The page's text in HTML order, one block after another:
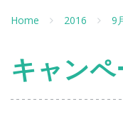
Home 2016 9
キャン